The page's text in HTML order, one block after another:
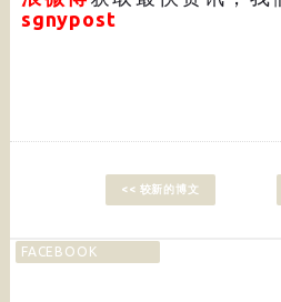
sgnypost
<< 较新的博文
FACEBOOK